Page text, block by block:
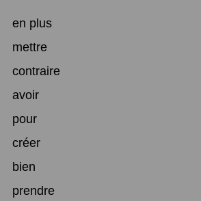
en plus
mettre
contraire
avoir
pour
créer
bien
prendre